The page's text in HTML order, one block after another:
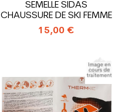
SEMELLE SIDAS
CHAUSSURE DE SKI FEMME
15,00 €